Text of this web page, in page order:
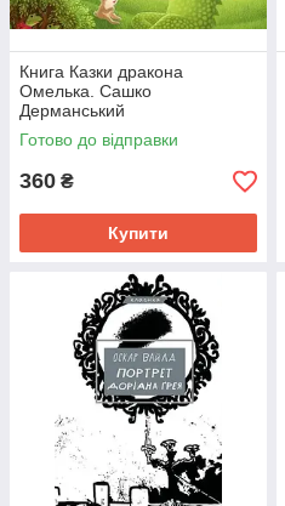
Книга Казки дракона
Омелька. Сашко
Дерманський
Готово до відправки
360 ₴
Купити